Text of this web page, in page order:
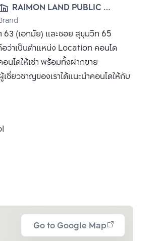
RAIMON LAND PUBLIC
CO., LTD.
(เอกมัย) และซอย สุขุมวิท 65
อว่าเป็นตำแหน่ง Location คอนโด
นโดให้เช่า พร้อมทั้งฝากขาย
ยวชาญของเราได้แนะนำคอนโดให้กับ
Go to Google Map